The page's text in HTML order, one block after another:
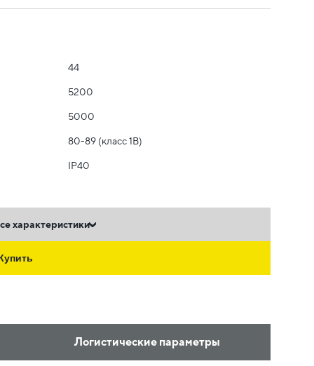
44
5200
5000
80-89 (класс 1B)
IP40
характеристики
Логистические параметры